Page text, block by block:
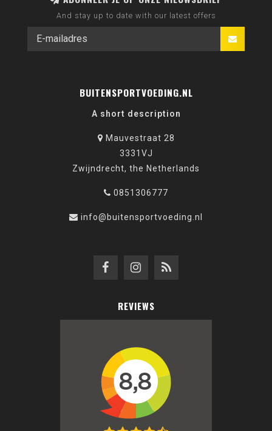
And stay up to date with our latest offers
BUITENSPORTVOEDING.NL
A short description
Mauvestraat 28
3331VJ
Zwijndrecht, the Netherlands
0851306777
info@buitensportvoeding.nl
REVIEWS